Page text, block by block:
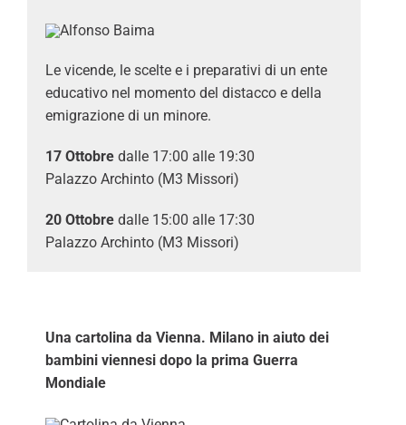
Le vicende, le scelte e i preparativi di un ente
educativo nel momento del distacco e della
emigrazione di un minore.
17 Ottobre dalle 17:00 alle 19:30
Palazzo Archinto (M3 Missori)
20 Ottobre dalle 15:00 alle 17:30
Palazzo Archinto (M3 Missori)
Una cartolina da Vienna. Milano in aiuto dei
bambini viennesi dopo la prima Guerra
Mondiale